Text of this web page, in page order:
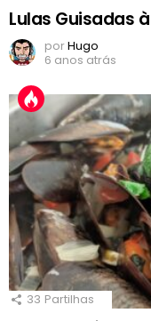
Lulas Guisadas
porHugo
6 anos atrás
33 Partilhas